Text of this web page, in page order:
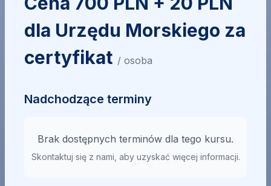
dla Urzędu Morskiego za
certyfikat / osoba
Nadchodzące terminy
Brak dostępnych terminów dla tego kursu.
Skontaktuj się z nami, aby uzyskać więcej informacji.